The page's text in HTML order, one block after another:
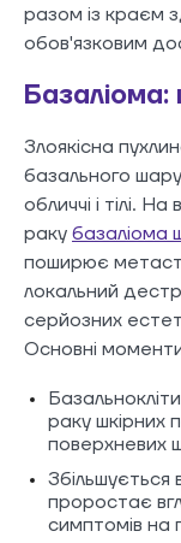
разом із краєм
обов'язковим
Злоякісна
базального
обличчі і тілі.
раку базаліома
поширює
локальний
серйозних
Основні
раку шкірних
поверхневих
Збільшується
проростає
симптомів на